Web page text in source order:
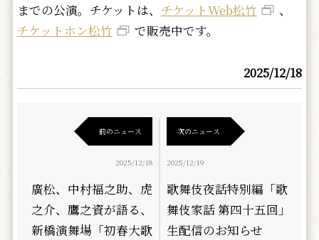
までの公演。チケットは、 チケットWeb松竹
、
チケットホン松竹
で販売中です。
2025/12/18
前のニュース
2025/12/18
廣松、中村福之助、虎
之介、鷹之資が語る、
新橋演舞場「初春大歌
次のニュース
2025/12/19
歌舞伎夜話特別編「歌
舞伎家話 第四十五回」
生配信のお知らせ